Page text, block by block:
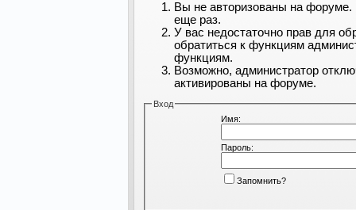
Вы не авторизованы на форуме.
еще раз.
У вас недостаточно прав для
обратиться к функциям
функциям.
Возможно, администратор
активированы на форуме.
Вход
Имя:
Пароль:
Запомнить?